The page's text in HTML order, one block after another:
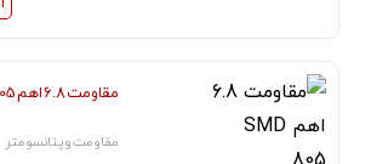
مقاومت 6.8 اهم SMD 805
مقاومت و پتانسومتر